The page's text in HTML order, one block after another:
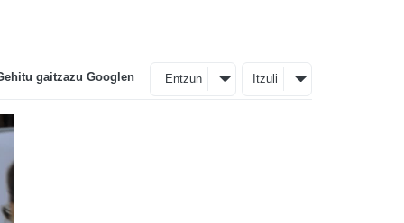
gaitzazu Googlen Entzun Itzuli